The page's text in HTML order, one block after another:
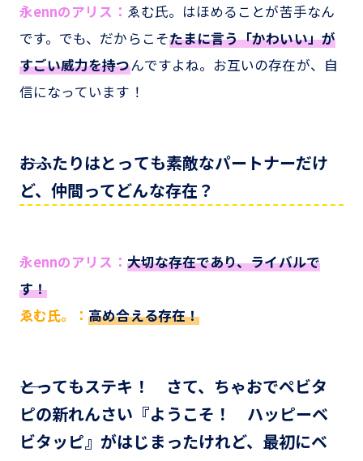
永ennのアリス： ゑむ氏。はほめることが苦手なん
です。でも、だからこそたまに言う「かわいい」が
すごい威力を持つんですよね。お互いの存在が、自
信になっています！
――おふたりはとっても素敵なパートナーだけ
ど、仲間ってどんな存在？
永ennのアリス： 大切な存在であり、ライバルで
す！
ゑむ氏。：高め合える存在！
――とってもステキ！ さて、ちゃおでペビタ
ピの新れんさい『ようこそ！ ハッピーベ
ビタッピ』がはじまったけれど、最初にベ